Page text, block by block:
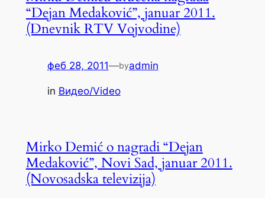
“Dejan Medaković”, januar 2011.
(Dnevnik RTV Vojvodine)
феб 28, 2011—byadmin
in Видео/Video
Mirko Demić o nagradi “Dejan
Medaković”, Novi Sad, januar 2011.
(Novosadska televizija)